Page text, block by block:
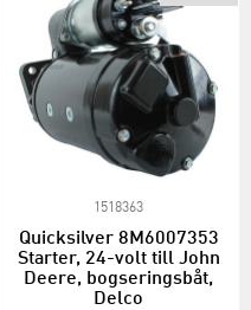
1518363
Quicksilver 8M6007353
Starter, 24-volt till John
Deere, bogseringsbåt,
Delco